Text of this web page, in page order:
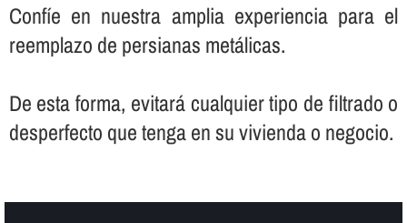
Confí­e en nuestra amplia experiencia para el
reemplazo de persianas metálicas.
De esta forma, evitará cualquier tipo de filtrado o
desperfecto que tenga en su vivienda o negocio.